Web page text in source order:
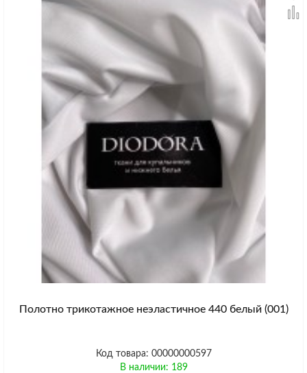
Полотно трикотажное неэластичное 440 белый (001)
Код товара: 00000000597
В наличии: 189